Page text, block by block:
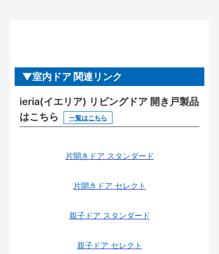
室内ドア 関連リンク
ieria(イエリア) リビングドア 開き戸製品
はこちら
一覧はこちら
片開きドア スタンダード
片開きドア セレクト
親子ドア スタンダード
親子ドア セレクト